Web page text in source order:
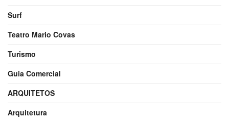
Surf
Teatro Mario Covas
Turismo
Guia Comercial
ARQUITETOS
Arquitetura